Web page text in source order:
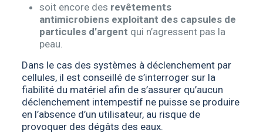
soit encore des revêtements
antimicrobiens exploitant des capsules de
particules d’argent qui n’agressent pas la
peau.
Dans le cas des systèmes à déclenchement par
cellules, il est conseillé de s’interroger sur la
fiabilité du matériel afin de s’assurer qu’aucun
déclenchement intempestif ne puisse se produire
en l’absence d’un utilisateur, au risque de
provoquer des dégâts des eaux.